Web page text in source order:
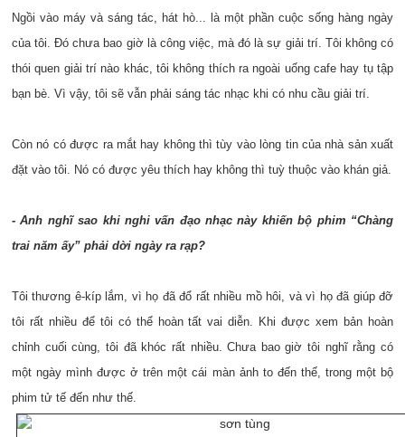
Ngồi vào máy và sáng tác, hát hò... là một phần cuộc sống hàng ngày
của tôi. Đó chưa bao giờ là công việc, mà đó là sự giải trí. Tôi không có
thói quen giải trí nào khác, tôi không thích ra ngoài uống cafe hay tụ tập
bạn bè. Vì vậy, tôi sẽ vẫn phải sáng tác nhạc khi có nhu cầu giải trí.
Còn nó có được ra mắt hay không thì tùy vào lòng tin của nhà sản xuất
đặt vào tôi. Nó có được yêu thích hay không thì tuỳ thuộc vào khán giả.
- Anh nghĩ sao khi nghi vấn đạo nhạc này khiến bộ phim “Chàng
trai năm ấy” phải dời ngày ra rạp?
Tôi thương ê-kíp lắm, vì họ đã đổ rất nhiều mồ hôi, và vì họ đã giúp đỡ
tôi rất nhiều để tôi có thể hoàn tất vai diễn. Khi được xem bản hoàn
chỉnh cuối cùng, tôi đã khóc rất nhiều. Chưa bao giờ tôi nghĩ rằng có
một ngày mình được ở trên một cái màn ảnh to đến thế, trong một bộ
phim tử tế đến như thế.